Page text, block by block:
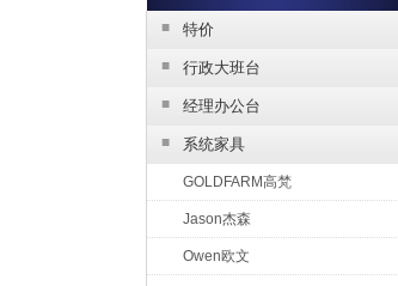
■ 特价
■ 行政大班台
■ 经理办公台
■ 系统家具
GOLDFARM高梵
Jason杰森
Owen欧文